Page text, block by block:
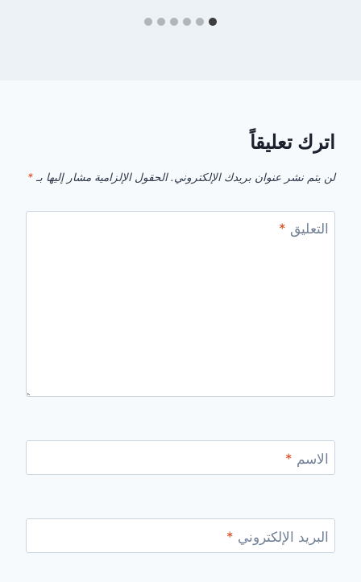
اترك تعليقاً
لن يتم نشر عنوان بريدك الإلكتروني. الحقول الإلزامية مشار إليها بـ *
التعليق *
الاسم *
البريد الإلكتروني *